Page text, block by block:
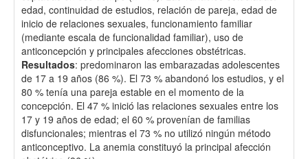
edad, continuidad de estudios, relación de pareja, edad de
inicio de relaciones sexuales, funcionamiento familiar
(mediante escala de funcionalidad familiar), uso de
anticoncepción y principales afecciones obstétricas.
Resultados: predominaron las embarazadas adolescentes
de 17 a 19 años (86 %). El 73 % abandonó los estudios, y el
80 % tenía una pareja estable en el momento de la
concepción. El 47 % inició las relaciones sexuales entre los
17 y 19 años de edad; el 60 % provenían de familias
disfuncionales; mientras el 73 % no utilizó ningún método
anticonceptivo. La anemia constituyó la principal afección